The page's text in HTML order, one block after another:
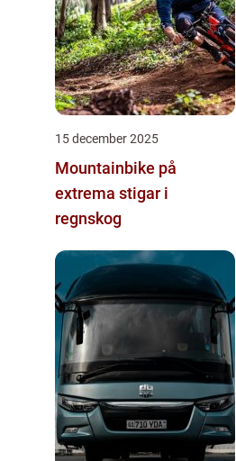
15 december 2025
Mountainbike på
extrema stigar i
regnskog